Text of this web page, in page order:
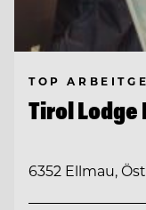
TOP
Tirol Lodge
6352 Ellmau,